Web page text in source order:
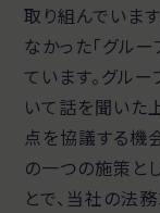
取り組んでいま
なかった「グル
ています。グル
いて話を聞いた
点を協議する機
の一つの施策と
とで、当社の法